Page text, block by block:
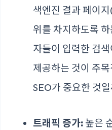
색엔진 결과 페이
위를 차지하도록
자들이 입력한 검
제공하는 것이 주
SEO가 중요한 것
트래픽 증가: 높은